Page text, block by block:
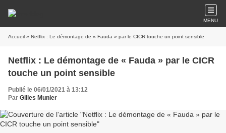
MENU
Accueil » Netflix : Le démontage de « Fauda » par le CICR touche un point sensible
Netflix : Le démontage de « Fauda » par le CICR
touche un point sensible
Publié le 06/01/2021 à 13:12
Par Gilles Munier